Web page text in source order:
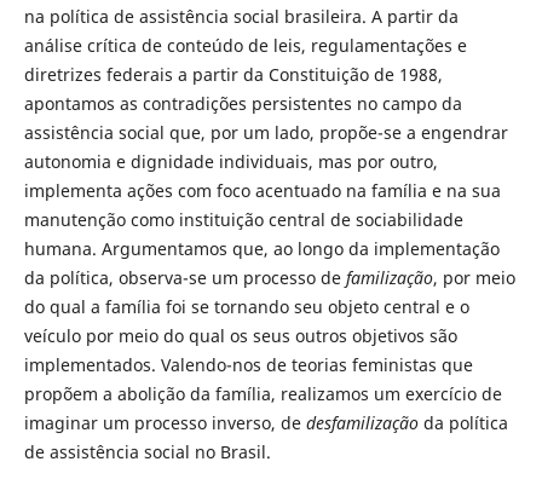
na política de assistência social brasileira. A partir da
análise crítica de conteúdo de leis, regulamentações e
diretrizes federais a partir da Constituição de 1988,
apontamos as contradições persistentes no campo da
assistência social que, por um lado, propõe-se a engendrar
autonomia e dignidade individuais, mas por outro,
implementa ações com foco acentuado na família e na sua
manutenção como instituição central de sociabilidade
humana. Argumentamos que, ao longo da implementação
da política, observa-se um processo de familização, por meio
do qual a família foi se tornando seu objeto central e o
veículo por meio do qual os seus outros objetivos são
implementados. Valendo-nos de teorias feministas que
propõem a abolição da família, realizamos um exercício de
imaginar um processo inverso, de desfamilizaçãoda política
de assistência social no Brasil.